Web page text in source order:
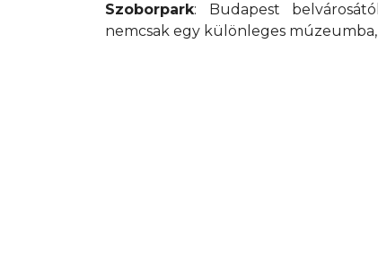
Szoborpark: Budapest
nemcsak egy különleges